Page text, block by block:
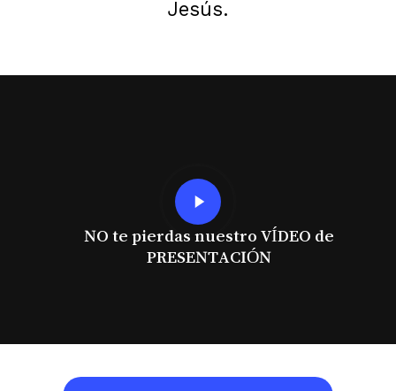
Jesús.
Play
Video
NO te pierdas nuestro VÍDEO de
PRESENTACIÓN